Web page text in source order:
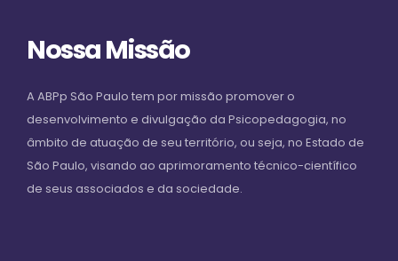
Nossa Missão
A ABPp São Paulo tem por missão promover o
desenvolvimento e divulgação da Psicopedagogia, no
âmbito de atuação de seu território, ou seja, no Estado de
São Paulo, visando ao aprimoramento técnico-científico
de seus associados e da sociedade.